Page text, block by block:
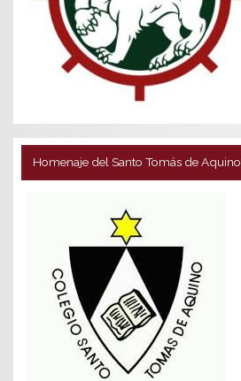
Homenaje del Santo Tomás de Aquino